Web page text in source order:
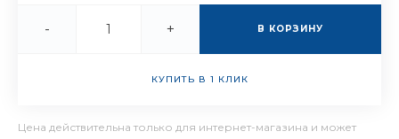
- + В КОРЗИНУ
КУПИТЬ В 1 КЛИК
Цена действительна только для интернет-магазина и может